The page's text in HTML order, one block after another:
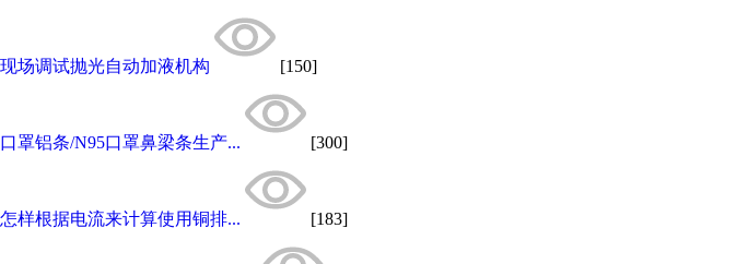
现场调试抛光自动加液机构 [150]
口罩铝条/N95口罩鼻梁条生产... [300]
怎样根据电流来计算使用铜排... [183]